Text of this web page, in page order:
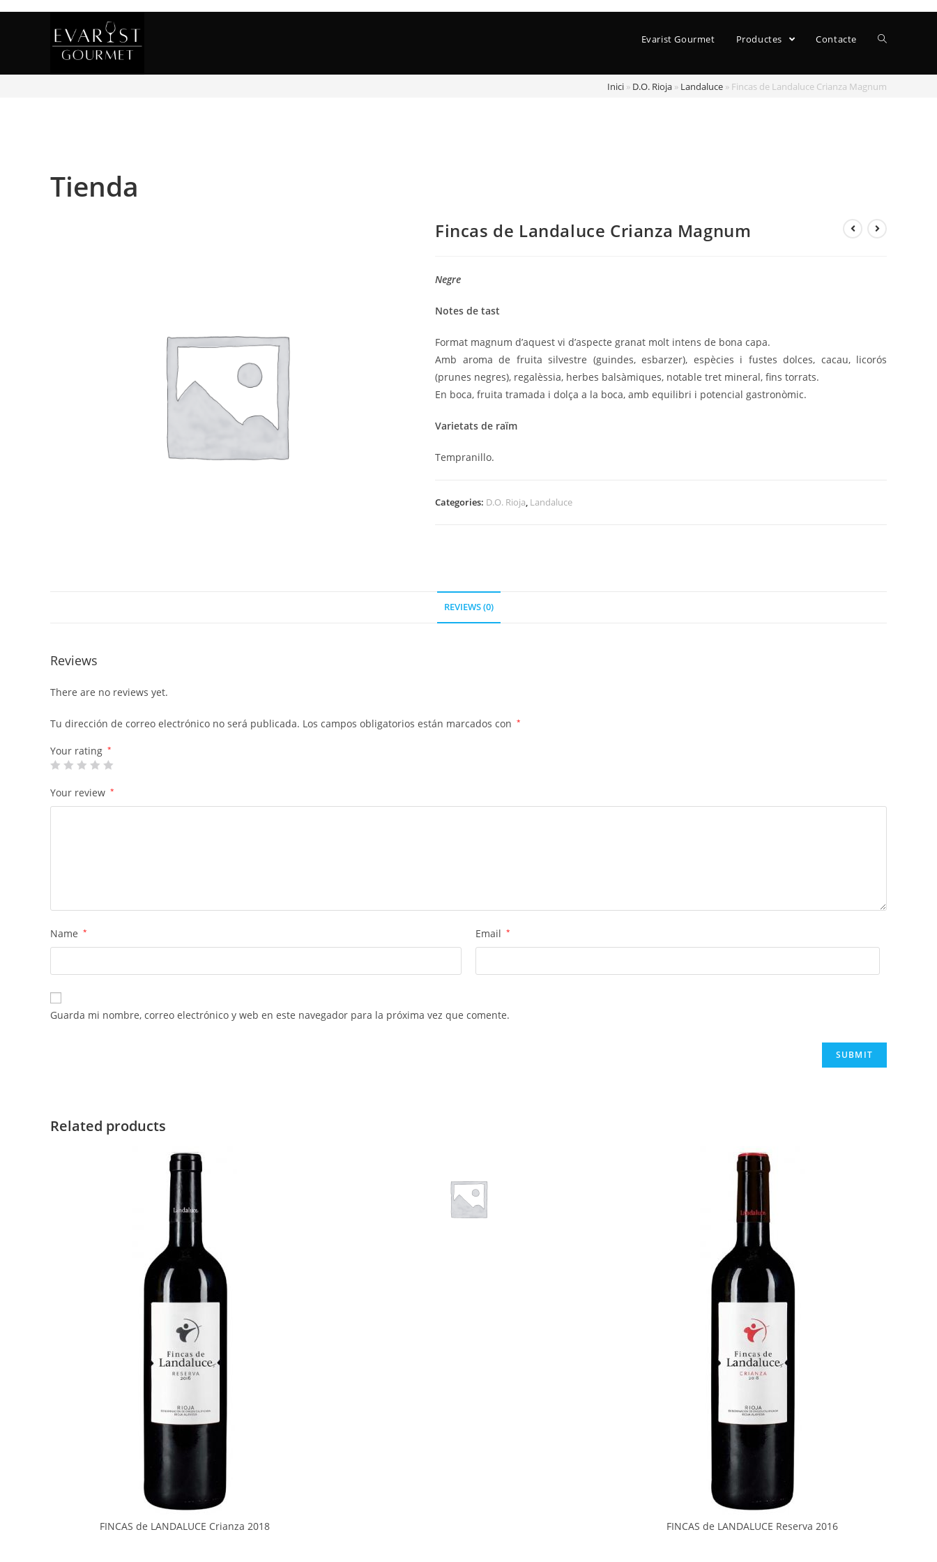
Evarist Gourmet Productes Contacte
Inici » D.O. Rioja » Landaluce » Fincas de Landaluce Crianza Magnum
Tienda
Fincas de Landaluce Crianza Magnum
Negre
Notes de tast
Format magnum d’aquest vi d’aspecte granat molt intens de bona capa.
Amb aroma de fruita silvestre (guindes, esbarzer), espècies i fustes dolces, cacau, licorós
(prunes negres), regalèssia, herbes balsàmiques, notable tret mineral, fins torrats.
En boca, fruita tramada i dolça a la boca, amb equilibri i potencial gastronòmic.
Varietats de raïm
Tempranillo.
Categories: D.O. Rioja, Landaluce
REVIEWS (0)
Reviews
There are no reviews yet.
Tu dirección de correo electrónico no será publicada. Los campos obligatorios están marcados con *
Your rating *
Your review *
Name * Email *
Guarda mi nombre, correo electrónico y web en este navegador para la próxima vez que comente.
Related products
FINCAS de LANDALUCE Crianza 2018 FINCAS de LANDALUCE Reserva 2016